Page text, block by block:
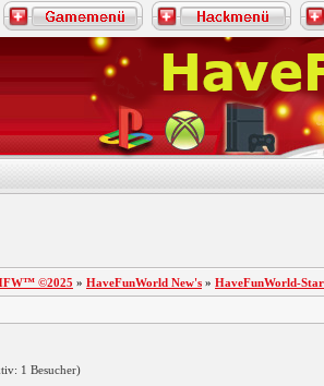
©2025 » HaveFunWorld New's » HaveFunWorld-
1 Besucher)